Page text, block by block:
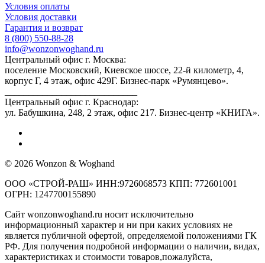
Условия оплаты
Условия доставки
Гарантия и возврат
8 (800) 550-88-28
info@wonzonwoghand.ru
Центральный офис г. Москва:
поселение Московский, Киевское шоссе, 22-й километр, 4,
корпус Г, 4 этаж, офис 429Г. Бизнес-парк «Румянцево».
Центральный офис г. Краснодар:
ул. Бабушкина, 248, 2 этаж, офис 217. Бизнес-центр «КНИГА».
© 2026 Wonzon & Woghand
ООО «СТРОЙ-РАШ» ИНН:9726068573 КПП: 772601001
ОГРН: 1247700155890
Сайт wonzonwoghand.ru носит исключительно
информационный характер и ни при каких условиях не
является публичной офертой, определяемой положениями ГК
РФ. Для получения подробной информации о наличии, видах,
характеристиках и стоимости товаров,пожалуйста,